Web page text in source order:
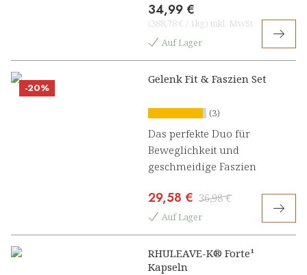
34,99 €
(388,78 € / 1kg) inkl. MwSt
Auf Lager
-20%
Gelenk Fit & Faszien Set
(3)
Das perfekte Duo für
Beweglichkeit und
geschmeidige Faszien
29,58 € 36,98 €
Auf Lager
RHULEAVE-K® Forte¹
Kapseln